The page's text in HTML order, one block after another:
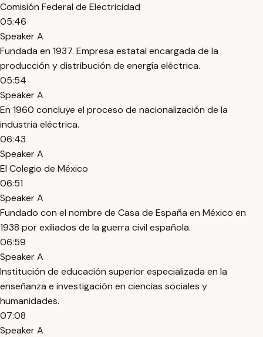
Comisión Federal de Electricidad
05:46
Speaker A
Fundada en 1937. Empresa estatal encargada de la
producción y distribución de energía eléctrica.
05:54
Speaker A
En 1960 concluye el proceso de nacionalización de la
industria eléctrica.
06:43
Speaker A
El Colegio de México
06:51
Speaker A
Fundado con el nombre de Casa de España en México en
1938 por exiliados de la guerra civil española.
06:59
Speaker A
Institución de educación superior especializada en la
enseñanza e investigación en ciencias sociales y
humanidades.
07:08
Speaker A